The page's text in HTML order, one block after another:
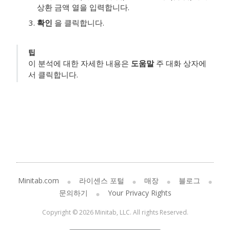
상환 금액 열을 입력합니다.
확인 을 클릭합니다.
팁
이 분석에 대한 자세한 내용은 도움말주 대화 상자에
서 클릭합니다.
Minitab.com 라이센스 포털 매장
블로그
문의하기
Your Privacy Rights
Copyright © 2026 Minitab, LLC. All rights Reserved.